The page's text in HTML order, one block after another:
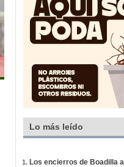
Lo más leído
Los encierros de Boadilla